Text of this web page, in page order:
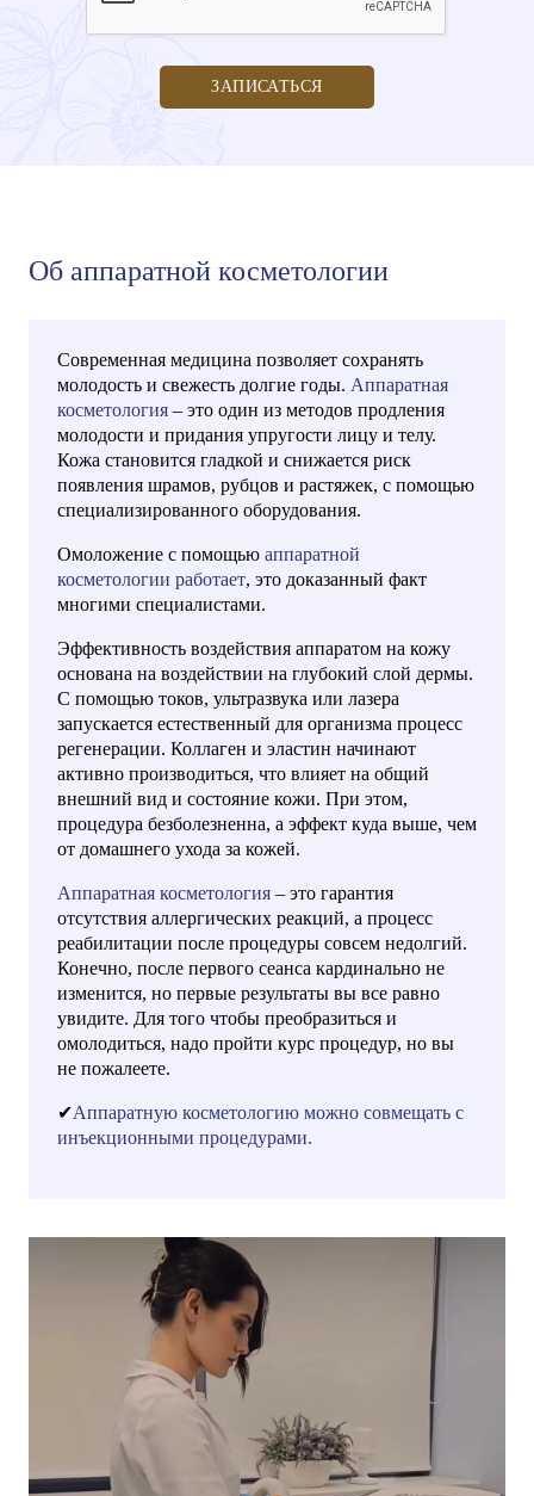
ЗАПИСАТЬСЯ
Об аппаратной косметологии
Современная медицина позволяет сохранять
молодость и свежесть долгие годы. Аппаратная
косметология – это один из методов продления
молодости и придания упругости лицу и телу.
Кожа становится гладкой и снижается риск
появления шрамов, рубцов и растяжек, с помощью
специализированного оборудования.
Омоложение с помощью аппаратной
косметологии работает, это доказанный факт
многими специалистами.
Эффективность воздействия аппаратом на кожу
основана на воздействии на глубокий слой дермы.
С помощью токов, ультразвука или лазера
запускается естественный для организма процесс
регенерации. Коллаген и эластин начинают
активно производиться, что влияет на общий
внешний вид и состояние кожи. При этом,
процедура безболезненна, а эффект куда выше, чем
от домашнего ухода за кожей.
Аппаратная косметология – это гарантия
отсутствия аллергических реакций, а процесс
реабилитации после процедуры совсем недолгий.
Конечно, после первого сеанса кардинально не
изменится, но первые результаты вы все равно
увидите. Для того чтобы преобразиться и
омолодиться, надо пройти курс процедур, но вы
не пожалеете.
✔Аппаратную косметологию можно совмещать с
инъекционными процедурами.